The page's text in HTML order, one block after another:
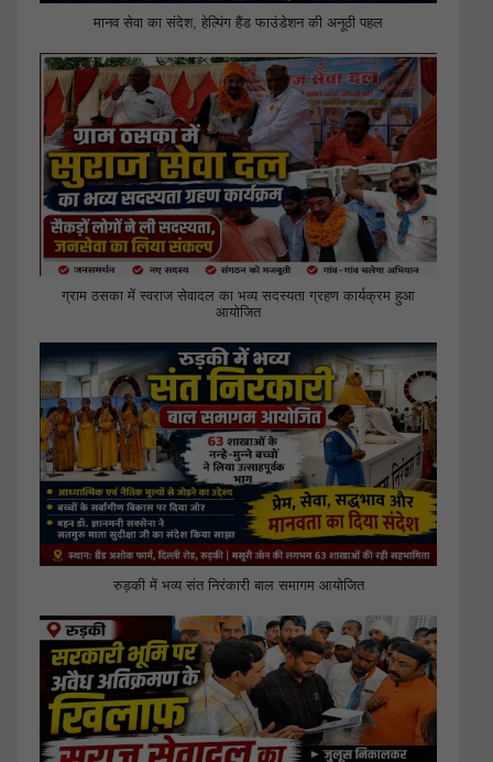
मानव सेवा का संदेश, हेल्पिंग हैंड फाउंडेशन की अनूठी पहल
ग्राम ठसका में स्वराज सेवादल का भव्य सदस्यता ग्रहण कार्यक्रम हुआ
आयोजित
रुड़की में भव्य संत निरंकारी बाल समागम आयोजित